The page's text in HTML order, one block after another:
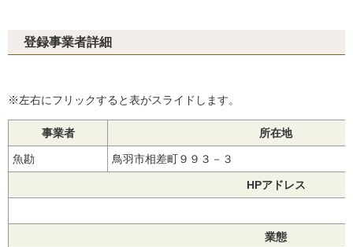
登録事業者詳細
※左右にフリックすると表がスライドします。
事業者 所在地
魚勘 鳥羽市相差町９９３－３
HPアドレス
業態